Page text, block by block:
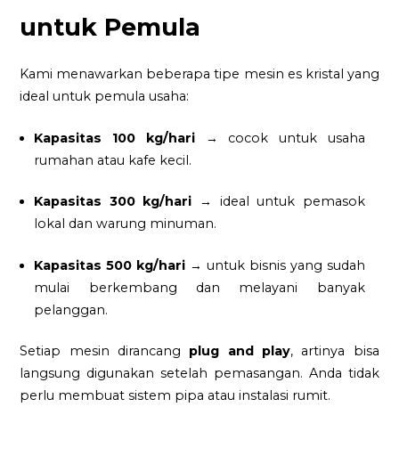
untuk Pemula
Kami menawarkan beberapa tipe mesin es kristal yang
ideal untuk pemula usaha:
Kapasitas 100 kg/hari→ cocok untuk usaha
rumahan atau kafe kecil.
Kapasitas 300 kg/hari → ideal untuk pemasok
lokal dan warung minuman.
Kapasitas 500 kg/hari → untuk bisnis yang sudah
mulai berkembang dan melayani banyak
pelanggan.
Setiap mesin dirancang plug and play, artinya bisa
langsung digunakan setelah pemasangan. Anda tidak
perlu membuat sistem pipa atau instalasi rumit.